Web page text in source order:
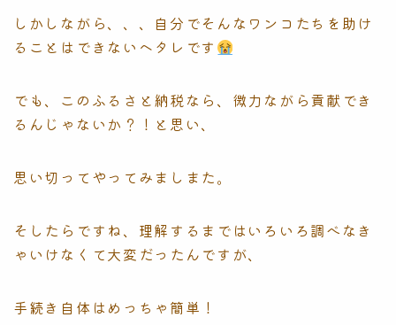
しかしながら、、、自分でそんなワンコたちを助け
ることはできないヘタレです
でも、このふるさと納税なら、微力ながら貢献でき
るんじゃないか？！と思い、
思い切ってやってみましまた。
そしたらですね、理解するまではいろいろ調べなき
ゃいけなくて大変だったんですが、
手続き自体はめっちゃ簡単！